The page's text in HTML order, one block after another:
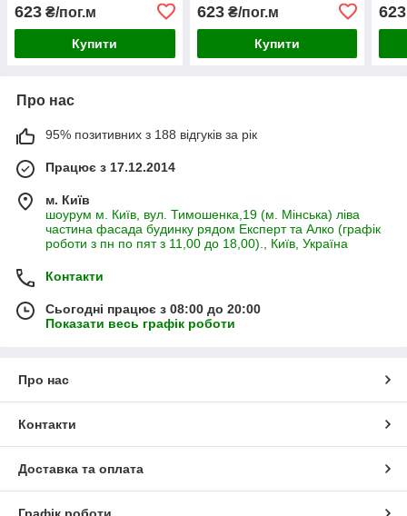
623 ₴/пог.м
Купити
623₴/пог.м
Купити
623
Про нас
95% позитивних з 188 відгуків за рік
Працює з 17.12.2014
м. Київ
шоурум м. Київ, вул. Тимошенка,19 (м. Мінська) ліва
частина фасада будинку рядом Експерт та Алко (графік
роботи з пн по пят з 11,00 до 18,00)., Київ, Україна
Контакти
Сьогодні працює з 08:00 до 20:00
Показати весь графік роботи
Про нас
Контакти
Доставка та оплата